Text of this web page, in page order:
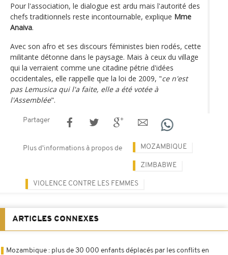
Pour l'association, le dialogue est ardu mais l'autorité des
chefs traditionnels reste incontournable, explique Mme
Anaiva.
Avec son afro et ses discours féministes bien rodés, cette
militante détonne dans le paysage. Mais à ceux du village
qui la verraient comme une citadine pétrie d'idées
occidentales, elle rappelle que la loi de 2009, "ce n'est
pas Lemusica qui l'a faite, elle a été votée à
l'Assemblée".
Partager
Plus d'informations à propos de MOZAMBIQUE
ZIMBABWE
VIOLENCE CONTRE LES FEMMES
ARTICLES CONNEXES
Mozambique : plus de 30 000 enfants déplacés par les conflits en